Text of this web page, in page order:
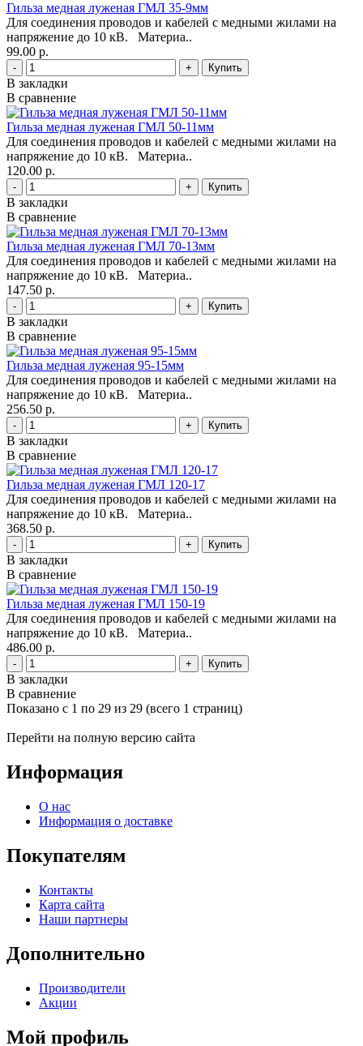
Гильза медная луженая ГМЛ 35-9мм
Для соединения проводов и кабелей с медными жилами на
напряжение до 10 кВ. Материа..
99.00 р.
- +
В закладки
В сравнение
Гильза медная луженая ГМЛ 50-11мм
Для соединения проводов и кабелей с медными жилами на
напряжение до 10 кВ. Материа..
120.00 р.
- +
В закладки
В сравнение
Гильза медная луженая ГМЛ 70-13мм
Для соединения проводов и кабелей с медными жилами на
напряжение до 10 кВ. Материа..
147.50 р.
- +
В закладки
В сравнение
Гильза медная луженая 95-15мм
Для соединения проводов и кабелей с медными жилами на
напряжение до 10 кВ. Материа..
256.50 р.
- +
В закладки
В сравнение
Гильза медная луженая ГМЛ 120-17
Для соединения проводов и кабелей с медными жилами на
напряжение до 10 кВ. Материа..
368.50 р.
- +
В закладки
В сравнение
Гильза медная луженая ГМЛ 150-19
Для соединения проводов и кабелей с медными жилами на
напряжение до 10 кВ. Материа..
486.00 р.
- +
В закладки
В сравнение
Показано с 1 по 29 из 29 (всего 1 страниц)
Перейти на полную версию сайта
Информация
О нас
Информация о доставке
Покупателям
Контакты
Карта сайта
Наши партнеры
Дополнительно
Производители
Акции
Мой профиль